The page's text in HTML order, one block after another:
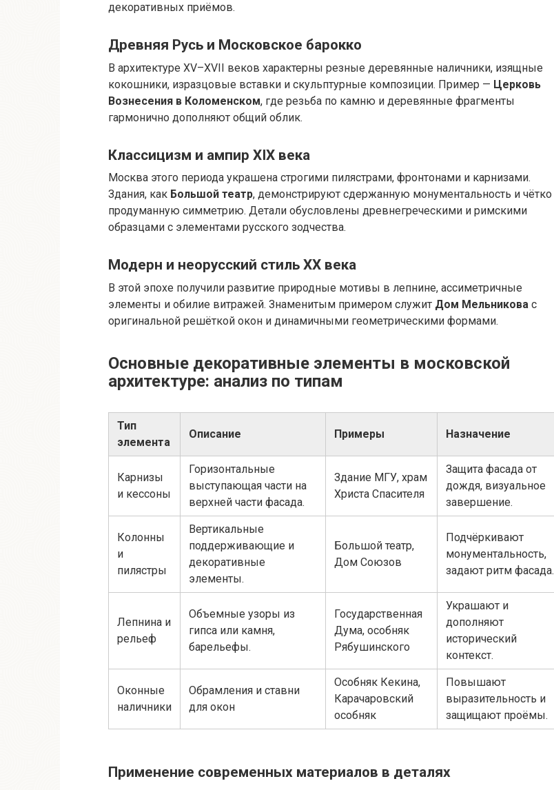
декоративных приёмов.
Древняя Русь и Московское барокко
В архитектуре XV–XVII веков характерны резные деревянные наличники, изящные
кокошники, изразцовые вставки и скульптурные композиции. Пример — Церковь
Вознесения в Коломенском, где резьба по камню и деревянные фрагменты
гармонично дополняют общий облик.
Классицизм и ампир XIX века
Москва этого периода украшена строгими пилястрами, фронтонами и карнизами.
Здания, как Большой театр, демонстрируют сдержанную монументальность и чётко
продуманную симметрию. Детали обусловлены древнегреческими и римскими
образцами с элементами русского зодчества.
Модерн и неорусский стиль XX века
В этой эпохе получили развитие природные мотивы в лепнине, ассиметричные
элементы и обилие витражей. Знаменитым примером служит Дом Мельникова с
оригинальной решёткой окон и динамичными геометрическими формами.
Основные декоративные элементы в московской
архитектуре: анализ по типам
Тип
элемента
Описание Примеры Назначение
Карнизы
и кессоны
Горизонтальные
выступающая части на
верхней части фасада.
Здание МГУ, храм
Христа Спасителя
Защита фасада от
дождя, визуальное
завершение.
Колонны
и
пилястры
Вертикальные
поддерживающие и
декоративные
элементы.
Большой театр,
Дом Союзов
Подчёркивают
монументальность,
задают ритм фасада.
Лепнина и
рельеф
Объемные узоры из
гипса или камня,
барельефы.
Государственная
Дума, особняк
Рябушинского
Украшают и
дополняют
исторический
контекст.
Оконные
наличники
Обрамления и ставни
для окон
Особняк Кекина,
Карачаровский
особняк
Повышают
выразительность и
защищают проёмы.
Применение современных материалов в деталях